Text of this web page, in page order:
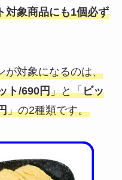
対象商品にも1個必ず
が対象になるのは、
ト/690円」と「ビッ
」の2種類です。